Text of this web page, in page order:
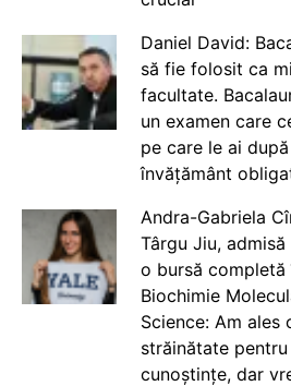
Daniel David:
să fie folosit ca
facultate.
un examen care
pe care le ai
învățământ
Andra-Gabriela
Târgu Jiu,
o bursă
Biochimie
Science: Am ales
străinătate
cunoștințe, dar